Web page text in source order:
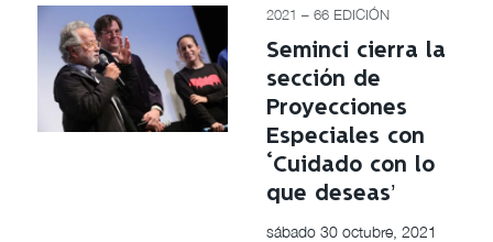
2021 – 66 EDICIÓN
Seminci cierra la
sección de
Proyecciones
Especiales con
‘Cuidado con lo
que deseas’
sábado 30 octubre, 2021